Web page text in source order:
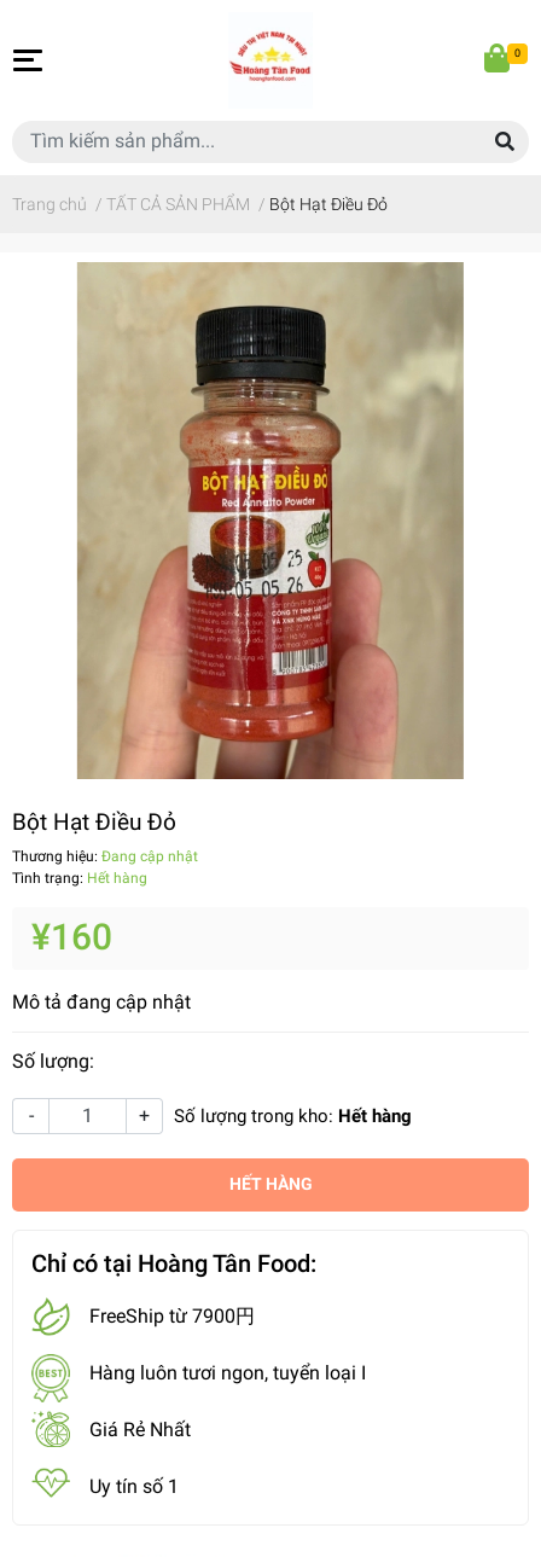
0
Trang chủ / TẤT CẢ SẢN PHẨM / Bột Hạt Điều Đỏ
Bột Hạt Điều Đỏ
Thương hiệu: Đang cập nhật
Tình trạng: Hết hàng
¥160
Mô tả đang cập nhật
Số lượng:
- + Số lượng trong kho: Hết hàng
HẾT HÀNG
Chỉ có tại Hoàng Tân Food:
FreeShip từ 7900円
Hàng luôn tươi ngon, tuyển loại I
Giá Rẻ Nhất
Uy tín số 1